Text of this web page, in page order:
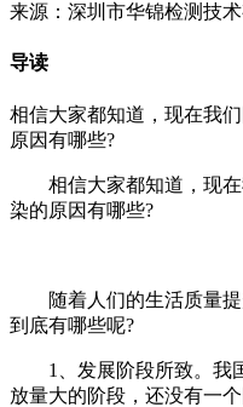
来源：深圳市华锦检测技术
导读
相信大家都知道，现在我
原因有哪些?
相信大家都知道，现在
染的原因有哪些?
随着人们的生活质量提
到底有哪些呢?
1、发展阶段所致。我国
放量大的阶段，还没有一